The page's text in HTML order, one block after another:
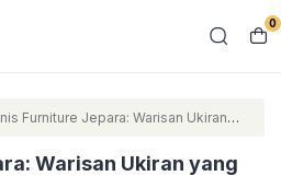
0
Furniture Jepara: Warisan Ukiran
ZamanWarisan Ukiran yang